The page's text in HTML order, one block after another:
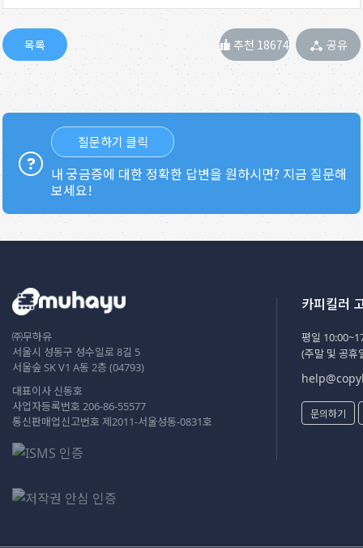
추천 18674 공유
질문하기 클릭
내 궁금증에 대한 정확한 답변을 원하시면? 지금 질문해
보세요!
㈜무하유
서울시 성동구 성수일로 8길 5
서울숲 SK V1 A동 2층 (04793)
대표이사 신동호
사업자등록번호 206-86-55577
통신판매업신고번호 제2011-서울성동-0831호
카피킬러
평일
(주말 및 공휴
문의하기